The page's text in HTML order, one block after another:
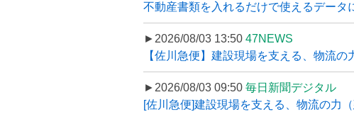
不動産書類を入れるだけで使えるデータ
►2026/08/03 13:50 47NEWS
【佐川急便】建設現場を支える、物流の
►2026/08/03 09:50 毎日新聞デジタル
[佐川急便]建設現場を支える、物流の力